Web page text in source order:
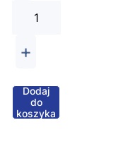
+
Dodaj
do
koszyka